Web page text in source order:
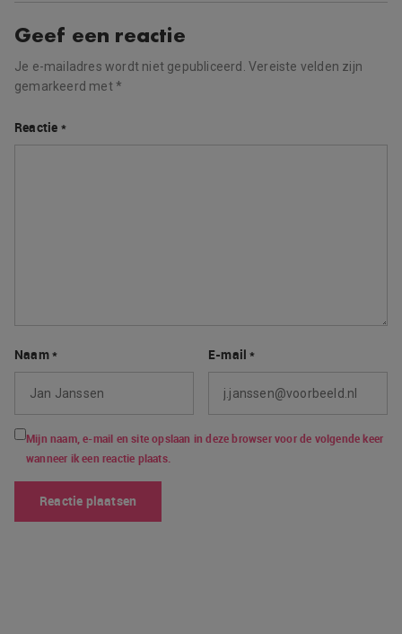
Geef een reactie
Je e-mailadres wordt niet gepubliceerd. Vereiste velden zijn
gemarkeerd met*
Reactie *
Naam* E-mail*
Mijn naam, e-mail en site opslaan in deze browser voor de volgende keer
wanneer ik een reactie plaats.